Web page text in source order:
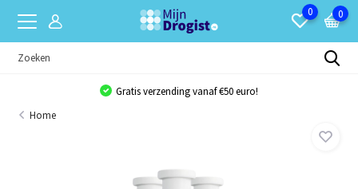
0 0
Gratis verzending vanaf €50 euro!
Home